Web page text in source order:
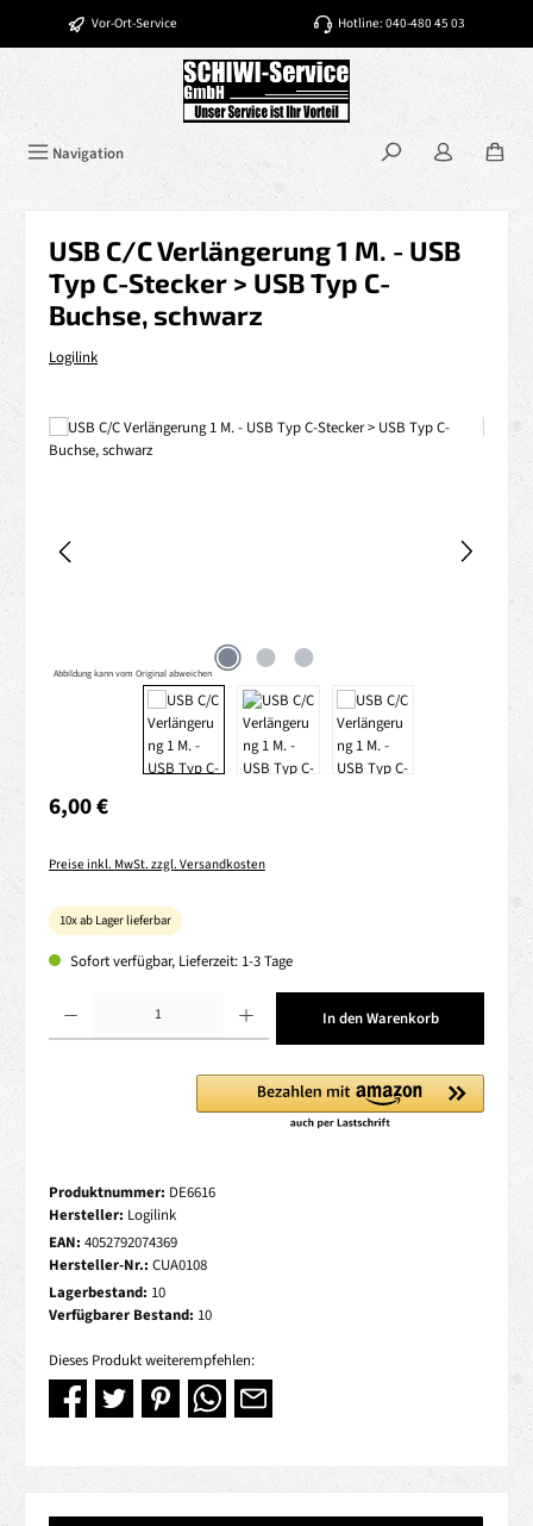
Zum Hauptinhalt springen
Vor-Ort-Service Hotline: 040-480 45 03
Navigation
USB C/C Verlängerung 1 M. - USB
Typ C-Stecker > USB Typ C-
Buchse, schwarz
Logilink
Bildergalerie überspringen
Abbildung kann vom Original abweichen
Regulärer Preis:
6,00 €
Preise inkl. MwSt. zzgl. Versandkosten
10x ab Lager lieferbar
Sofort verfügbar, Lieferzeit: 1-3 Tage
In den Warenkorb
Produktnummer: DE6616
Hersteller: Logilink
EAN: 4052792074369
Hersteller-Nr.: CUA0108
Lagerbestand: 10
Verfügbarer Bestand: 10
Dieses Produkt weiterempfehlen: